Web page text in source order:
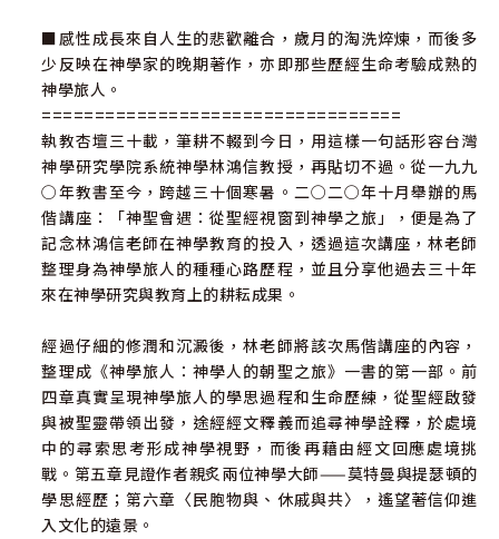
■感性成長來自人生的悲歡離合，歲月的淘洗焠煉，而後多
少反映在神學家的晚期著作，亦即那些歷經生命考驗成熟的
神學旅人。
==================================
執教杏壇三十載，筆耕不輟到今日，用這樣一句話形容台灣
神學研究學院系統神學林鴻信教授，再貼切不過。從一九九
○年教書至今，跨越三十個寒暑。二○二○年十月舉辦的馬
偕講座：「神聖會遇：從聖經視窗到神學之旅」，便是為了
記念林鴻信老師在神學教育的投入，透過這次講座，林老師
整理身為神學旅人的種種心路歷程，並且分享他過去三十年
來在神學研究與教育上的耕耘成果。
經過仔細的修潤和沉澱後，林老師將該次馬偕講座的內容，
整理成《神學旅人：神學人的朝聖之旅》一書的第一部。前
四章真實呈現神學旅人的學思過程和生命歷練，從聖經啟發
與被聖靈帶領出發，途經經文釋義而追尋神學詮釋，於處境
中的尋索思考形成神學視野，而後再藉由經文回應處境挑
戰。第五章見證作者親炙兩位神學大師——莫特曼與提瑟頓的
學思經歷；第六章〈民胞物與、休戚與共〉，遙望著信仰進
入文化的遠景。